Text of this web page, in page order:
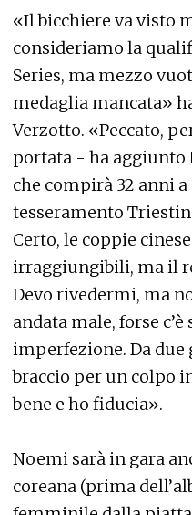
«Il bicchiere va visto
consideriamo la
Series, ma mezzo
medaglia mancata»
Verzotto. «Peccato,
portata - ha
che compirà 32 anni
tesseramento
Certo, le coppie
irraggiungibili, ma il
Devo rivedermi, ma
andata male, forse
imperfezione. Da
braccio per un colpo
bene e ho fiducia».
Noemi sarà in gara
coreana (prima